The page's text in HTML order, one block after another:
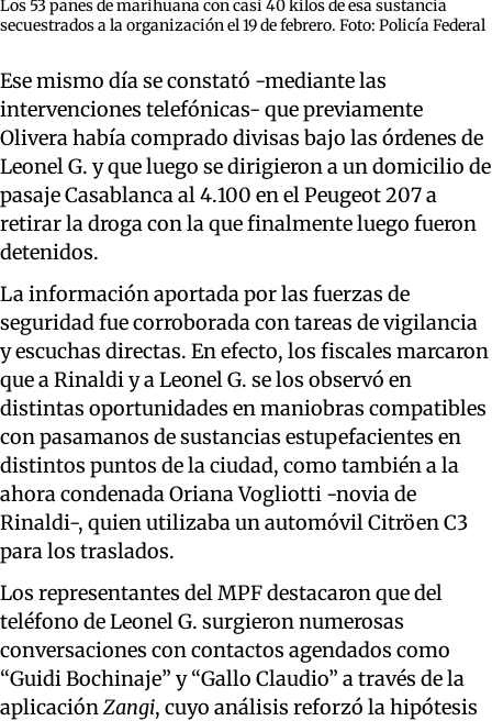
Los 53 panes de marihuana con casi 40 kilos de esa sustancia
secuestrados a la organización el 19 de febrero. Foto: Policía Federal
Ese mismo día se constató -mediante las
intervenciones telefónicas- que previamente
Olivera había comprado divisas bajo las órdenes de
Leonel G. y que luego se dirigieron a un domicilio de
pasaje Casablanca al 4.100 en el Peugeot 207 a
retirar la droga con la que finalmente luego fueron
detenidos.
La información aportada por las fuerzas de
seguridad fue corroborada con tareas de vigilancia
y escuchas directas. En efecto, los fiscales marcaron
que a Rinaldi y a Leonel G. se los observó en
distintas oportunidades en maniobras compatibles
con pasamanos de sustancias estupefacientes en
distintos puntos de la ciudad, como también a la
ahora condenada Oriana Vogliotti -novia de
Rinaldi-, quien utilizaba un automóvil Citröen C3
para los traslados.
Los representantes del MPF destacaron que del
teléfono de Leonel G. surgieron numerosas
conversaciones con contactos agendados como
“Guidi Bochinaje” y “Gallo Claudio” a través de la
aplicaciónZangi, cuyo análisis reforzó la hipótesis